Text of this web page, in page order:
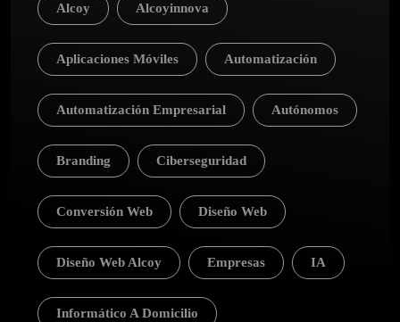
Alcoy Alcoyinnova
Aplicaciones Móviles Automatización
Automatización Empresarial Autónomos
Branding Ciberseguridad
Conversión Web Diseño Web
Diseño Web Alcoy Empresas IA
Informático A Domicilio